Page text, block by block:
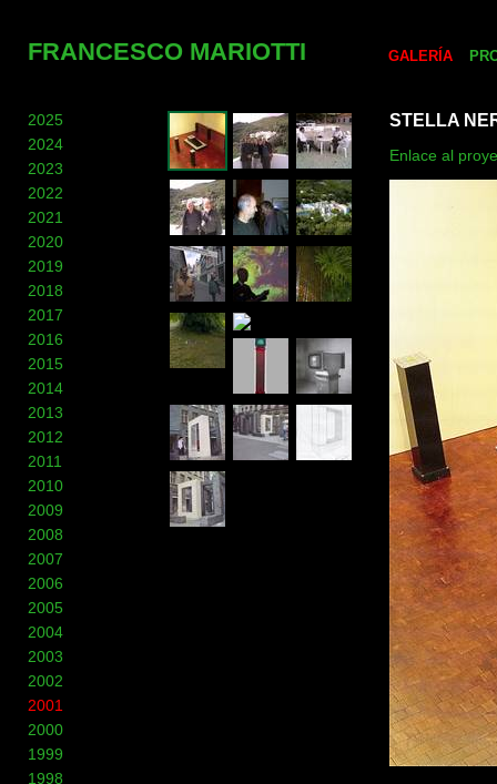
FRANCESCO MARIOTTI GALERÍA
2025
2024
2023
2022
2021
2020
2019
2018
2017
2016
2015
2014
2013
2012
2011
2010
2009
2008
2007
2006
2005
2004
2003
2002
2001
2000
1999
1998
STELLA
Enlace al